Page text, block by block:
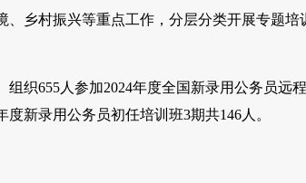
乡村振兴等重点工作，分层分类开展专题培
织655人参加2024年度全国新录用公务员远
新录用公务员初任培训班3期共146人。